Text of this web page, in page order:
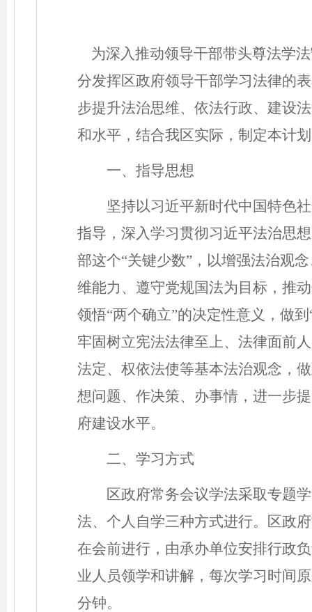
为深入推动领导干部带头尊法学
分发挥区政府领导干部学习法律的
步提升法治思维、依法行政、建设
和水平 ，结合我区实际，制定本计
一、指导思想
坚持以习近平新时代中国特色
指导，深入学习贯彻习近平法治思
部这个“关键少数”，以增强法治观
维能力、遵守党规国法为目标，推
领悟“两个确立”的决定性意义，做
牢固树立宪法法律至上、法律面前
法定、权依法使等基本法治观念，
想问题、作决策、办事情，进一步
府建设水平。
二、学习方式
区政府常务会议学法采取专题
法、个人自学三种方式进行。区政
在会前进行，由承办单位安排行政
业人员领学和讲解，每次学习时间
分钟。